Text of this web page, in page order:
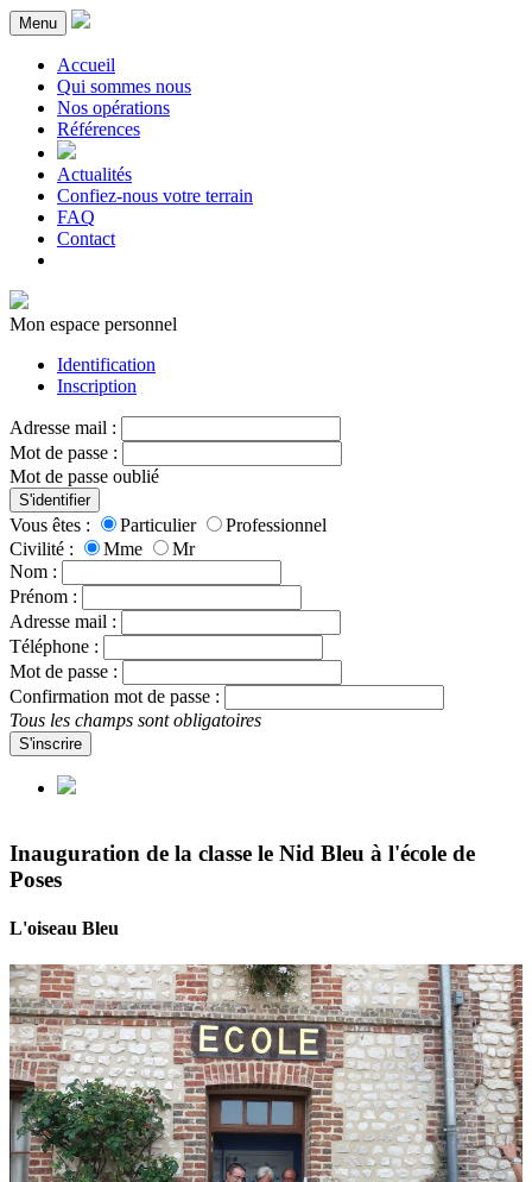
Menu
Accueil
Qui sommes nous
Nos opérations
Références
Actualités
Confiez-nous votre terrain
FAQ
Contact
Mon espace personnel
Identification
Inscription
Adresse mail :
Mot de passe :
Mot de passe oublié
S'identifier
Vous êtes : Particulier
Professionnel
Civilité :
Mme
Mr
Nom :
Prénom :
Adresse mail :
Téléphone :
Mot de passe :
Confirmation mot de passe :
Tous les champs sont obligatoires
S'inscrire
Inauguration de la classe le Nid Bleu à l'école de
Poses
L'oiseau Bleu